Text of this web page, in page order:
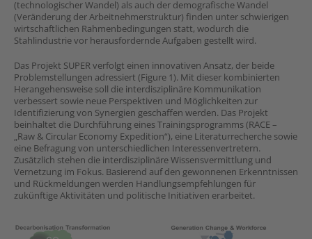
(technologischer Wandel) als auch der demografische Wandel
(Veränderung der Arbeitnehmerstruktur) finden unter schwierigen
wirtschaftlichen Rahmenbedingungen statt, wodurch die
Stahlindustrie vor herausfordernde Aufgaben gestellt wird.
Das Projekt SUPER verfolgt einen innovativen Ansatz, der beide
Problemstellungen adressiert (Figure 1). Mit dieser kombinierten
Herangehensweise soll die interdisziplinäre Kommunikation
verbessert sowie neue Perspektiven und Möglichkeiten zur
Identifizierung von Synergien geschaffen werden. Das Projekt
beinhaltet die Durchführung eines Trainingsprogramms (RACE –
„Raw & Circular Economy Expedition“), eine Literaturrecherche sowie
eine Befragung von unterschiedlichen Interessenvertretern.
Zusätzlich stehen die interdisziplinäre Wissensvermittlung und
Vernetzung im Fokus. Basierend auf den gewonnenen Erkenntnissen
und Rückmeldungen werden Handlungsempfehlungen für
zukünftige Aktivitäten und politische Initiativen erarbeitet.